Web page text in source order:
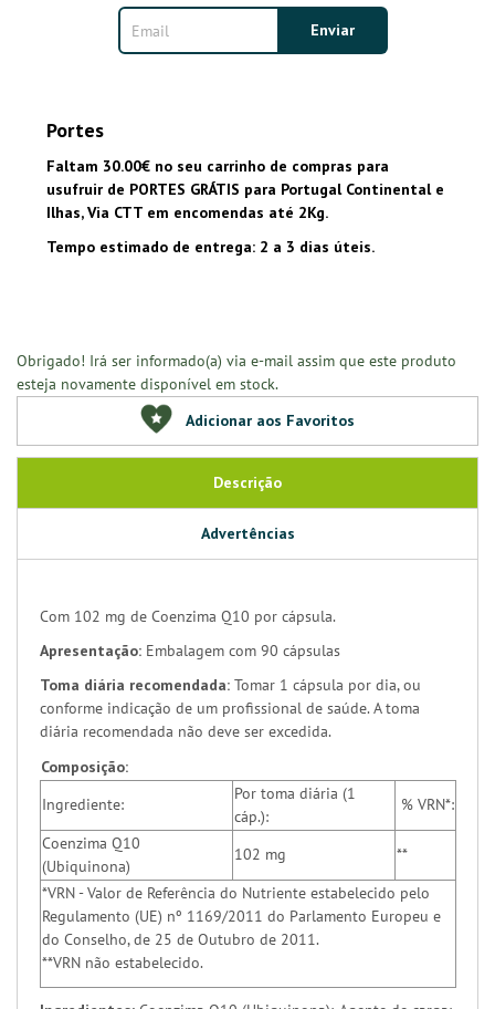
Portes
Faltam 30.00€ no seu carrinho de compras para
usufruir de PORTES GRÁTIS para Portugal Continental e
Ilhas, Via CTT em encomendas até 2Kg.
Tempo estimado de entrega: 2 a 3 dias úteis.
Obrigado! Irá ser informado(a) via e-mail assim que este produto
esteja novamente disponível em stock.
Adicionar aos Favoritos
Descrição
Advertências
Com 102 mg de Coenzima Q10 por cápsula.
Apresentação: Embalagem com 90 cápsulas
Toma diária recomendada: Tomar 1 cápsula por dia, ou
conforme indicação de um profissional de saúde. A toma
diária recomendada não deve ser excedida.
Composição:
Ingrediente:
Por toma diária (1
cáp.):
% VRN*:
Coenzima Q10
(Ubiquinona)
102 mg
**
*VRN - Valor de Referência do Nutriente estabelecido pelo
Regulamento (UE) nº 1169/2011 do Parlamento Europeu e
do Conselho, de 25 de Outubro de 2011.
**VRN não estabelecido.